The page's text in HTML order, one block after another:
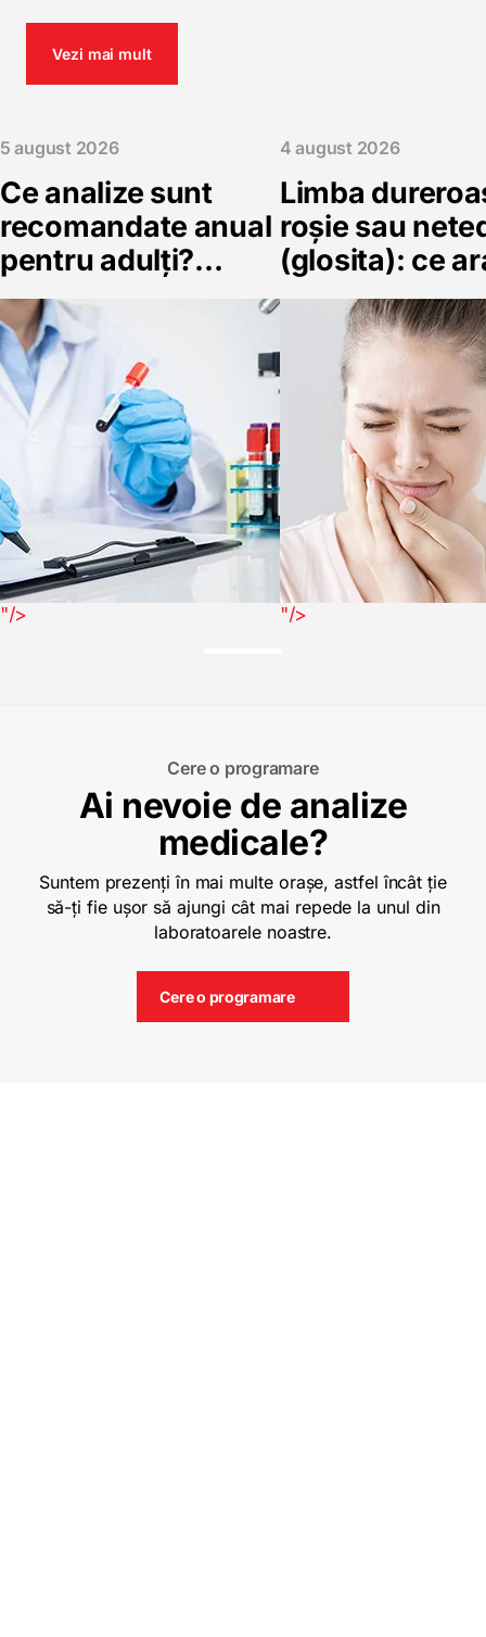
Vezi mai mult
5 august 2026
Ce analize sunt
recomandate anual
pentru adulți?
Ghidul complet al
controlului
preventiv
"/>
4 august 2026
Limba
roșie sau
(glosita): ce
deficitele de
acid folic și
"/>
Cere o programare
Ai nevoie de analize
medicale?
Suntem prezenți în mai multe orașe, astfel încât ție
să-ți fie ușor să ajungi cât mai repede la unul din
laboratoarele noastre.
Cere o programare